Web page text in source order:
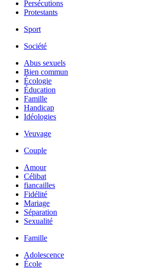
Persécutions
Protestants
Sport
Société
Abus sexuels
Bien commun
Écologie
Éducation
Famille
Handicap
Idéologies
Veuvage
Couple
Amour
Célibat
fiancailles
Fidélité
Mariage
Séparation
Sexualité
Famille
Adolescence
École